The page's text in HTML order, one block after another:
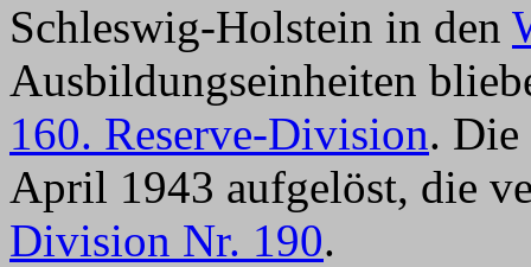
Schleswig-Holstein in den
Ausbildungseinheiten
160. Reserve-Division.
April 1943 aufgelöst, die
Division Nr. 190.